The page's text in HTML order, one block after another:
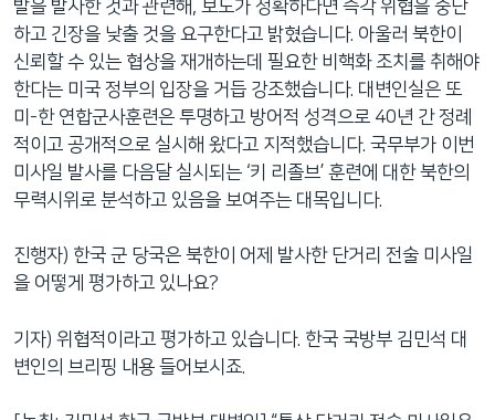
발을 발사한 것과 관련해, 보도가 정확하다면 즉각 위협을 중단
하고 긴장을 낮출 것을 요구한다고 밝혔습니다. 아울러 북한이
신뢰할 수 있는 협상을 재개하는데 필요한 비핵화 조치를 취해야
한다는 미국 정부의 입장을 거듭 강조했습니다. 대변인실은 또
미-한 연합군사훈련은 투명하고 방어적 성격으로 40년 간 정례
적이고 공개적으로 실시해 왔다고 지적했습니다. 국무부가 이번
미사일 발사를 다음달 실시되는 ‘키 리졸브’ 훈련에 대한 북한의
무력시위로 분석하고 있음을 보여주는 대목입니다.
진행자) 한국 군 당국은 북한이 어제 발사한 단거리 전술 미사일
을 어떻게 평가하고 있나요?
기자) 위협적이라고 평가하고 있습니다. 한국 국방부 김민석 대
변인의 브리핑 내용 들어보시죠.